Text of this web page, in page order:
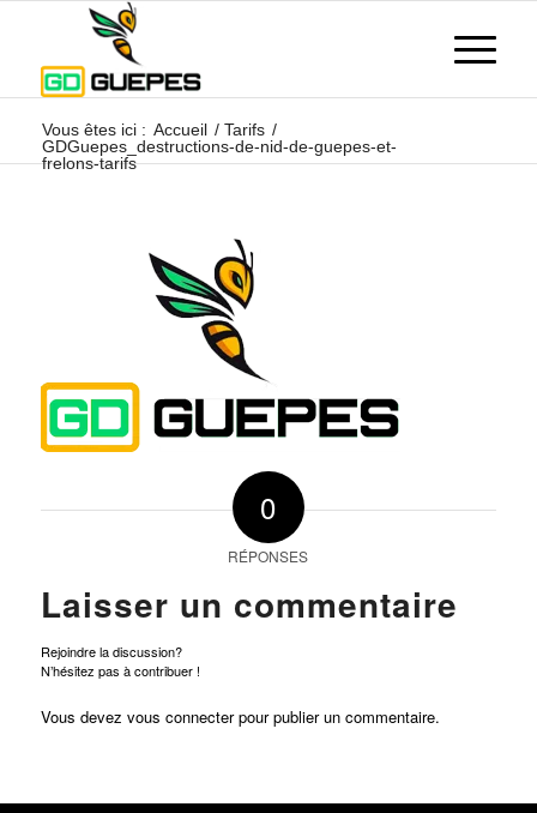
Vous êtes ici : Accueil / Tarifs /
GDGuepes_destructions-de-nid-de-guepes-et-
frelons-tarifs
0
RÉPONSES
Laisser un commentaire
Rejoindre la discussion?
N’hésitez pas à contribuer !
Vous devez vous connecterpour publier un commentaire.